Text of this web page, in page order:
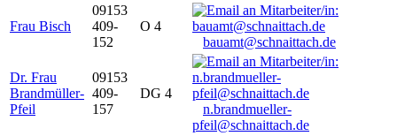
Frau Bisch
09153
409-
152
O 4
bauamt@schnaittach.de
Dr. Frau
Brandmüller-
Pfeil
09153
409-
157
DG 4
n.brandmueller-
pfeil@schnaittach.de